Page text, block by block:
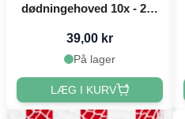
dødningehoved 10x - 210
39,00 kr
På lager
LÆG I KURV